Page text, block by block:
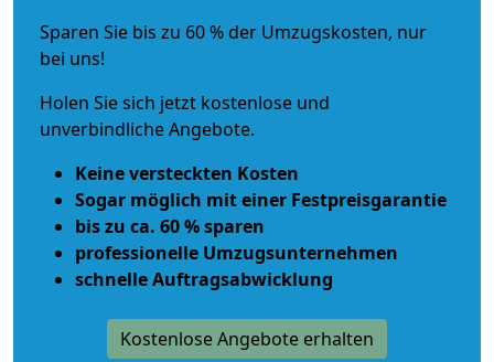
Sparen Sie bis zu 60 % der Umzugskosten, nur
bei uns!
Holen Sie sich jetzt kostenlose und
unverbindliche Angebote.
Keine versteckten Kosten
Sogar möglich mit einer Festpreisgarantie
bis zu ca. 60 % sparen
professionelle Umzugsunternehmen
schnelle Auftragsabwicklung
Kostenlose Angebote erhalten